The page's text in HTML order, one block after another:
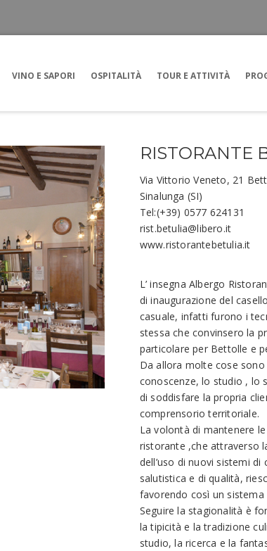
VINO E SAPORI OSPITALITÀ TOUR E ATTIVITÀ
RISTORANTE
Via Vittorio Veneto, 21
Sinalunga (SI)
Tel:(+39) 0577 624131
rist.betulia@libero.it
www.ristorantebetulia.it
L’ insegna Albergo
di inaugurazione del
casuale, infatti furono i
stessa che convinsero la
particolare per Bettolle e
Da allora molte cose
conoscenze, lo studio , lo
di soddisfare la propria
comprensorio territoriale.
La volontà di mantenere
ristorante ,che attraverso
dell’uso di nuovi sistemi
salutistica e di qualità,
favorendo così un
Seguire la stagionalità è
la tipicità e la tradizione
studio, la ricerca e la